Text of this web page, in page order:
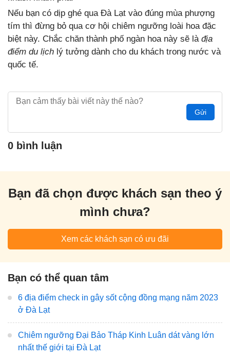
Nếu bạn có dịp ghé qua Đà Lạt vào đúng mùa phượng
tím thì đừng bỏ qua cơ hội chiêm ngưỡng loài hoa đặc
biệt này. Chắc chăn thành phố ngàn hoa này sẽ là địa
điểm du lịch lý tưởng dành cho du khách trong nước và
quốc tế.
Gửi
0 bình luận
Bạn đã chọn được khách sạn theo ý
mình chưa?
Xem các khách sạn có ưu đãi
Bạn có thể quan tâm
6 địa điểm check in gây sốt cộng đồng mạng năm 2023
ở Đà Lạt
Chiêm ngưỡng Đại Bảo Tháp Kinh Luân dát vàng lớn
nhất thế giới tại Đà Lạt